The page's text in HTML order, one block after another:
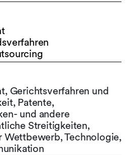
Gerichtsverfahren und
Patente,
und andere
Streitigkeiten,
Wettbewerb, Technologie,